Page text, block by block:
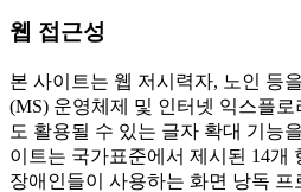
웹 접근성
본 사이트는 웹 저시력자, 노인 등
(MS) 운영체제 및 인터넷 익스플
도 활용될 수 있는 글자 확대 기능
이트는 국가표준에서 제시된 14개
장애인들이 사용하는 화면 낭독 프